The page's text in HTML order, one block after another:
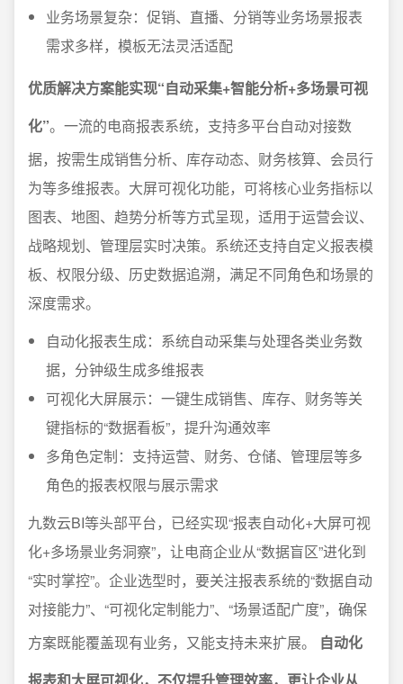
业务场景复杂：促销、直播、分销等业务场景报表
需求多样，模板无法灵活适配
优质解决方案能实现“自动采集+智能分析+多场景可视
化”。一流的电商报表系统，支持多平台自动对接数
据，按需生成销售分析、库存动态、财务核算、会员行
为等多维报表。大屏可视化功能，可将核心业务指标以
图表、地图、趋势分析等方式呈现，适用于运营会议、
战略规划、管理层实时决策。系统还支持自定义报表模
板、权限分级、历史数据追溯，满足不同角色和场景的
深度需求。
自动化报表生成：系统自动采集与处理各类业务数
据，分钟级生成多维报表
可视化大屏展示：一键生成销售、库存、财务等关
键指标的“数据看板”，提升沟通效率
多角色定制：支持运营、财务、仓储、管理层等多
角色的报表权限与展示需求
九数云BI等头部平台，已经实现“报表自动化+大屏可视
化+多场景业务洞察”，让电商企业从“数据盲区”进化到
“实时掌控”。企业选型时，要关注报表系统的“数据自动
对接能力”、“可视化定制能力”、“场景适配广度”，确保
方案既能覆盖现有业务，又能支持未来扩展。 自动化